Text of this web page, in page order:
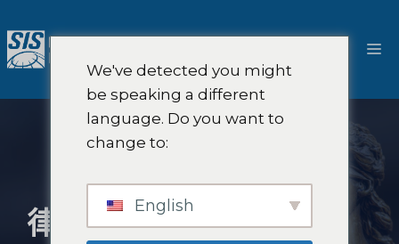
至
内
菜
律师事务所发展战略
We've detected you might
be speaking a different
language. Do you want to
change to:
English